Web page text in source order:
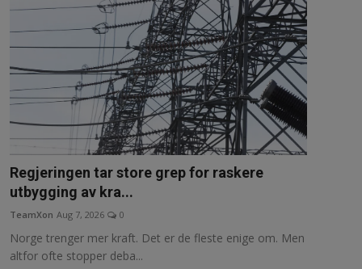
Regjeringen tar store grep for raskere
utbygging av kra...
TeamXon Aug 7, 2026 0
Norge trenger mer kraft. Det er de fleste enige om. Men
altfor ofte stopper deba...